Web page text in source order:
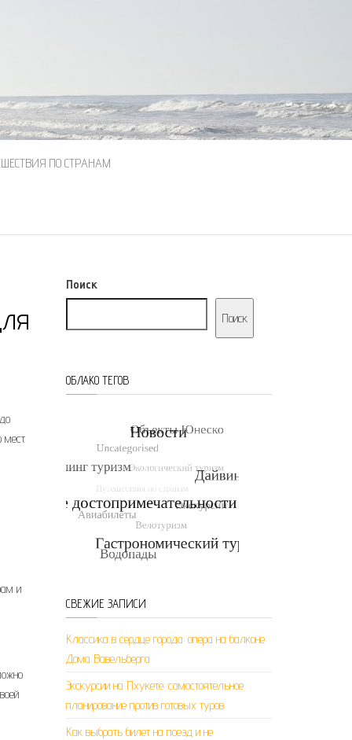
ПО СТРАНАМ
мест
и
Поиск
Поиск
ОБЛАКО ТЕГОВ
СВЕЖИЕ ЗАПИСИ
Классика в сердце города: опера на балконе
Дома Вавельберга
Экскурсии на Пхукете: самостоятельное
планирование против готовых туров
Как выбрать билет на поезд и не